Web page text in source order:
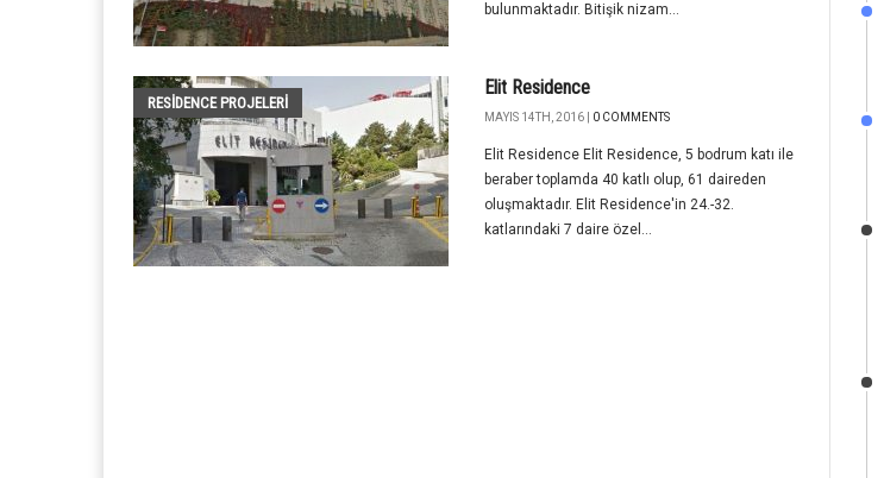
bulunmaktadır. Bitişik nizam...
RESIDENCE PROJELERI
Elit Residence
MAYIS 14TH, 2016 | 0 COMMENTS
Elit Residence Elit Residence, 5 bodrum katı ile
beraber toplamda 40 katlı olup, 61 daireden
oluşmaktadır. Elit Residence'in 24.-32.
katlarındaki 7 daire özel...